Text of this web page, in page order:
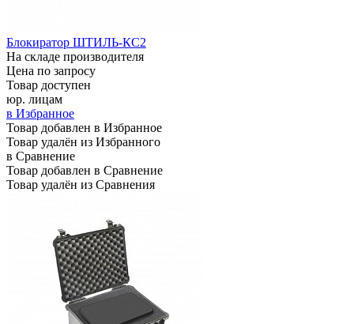
Блокиратор ШТИЛЬ-КС2
На складе производителя
Цена по запросу
Товар доступен
юр. лицам
в Избранное
Товар добавлен в Избранное
Товар удалён из Избранного
в Сравнение
Товар добавлен в Сравнение
Товар удалён из Сравнения